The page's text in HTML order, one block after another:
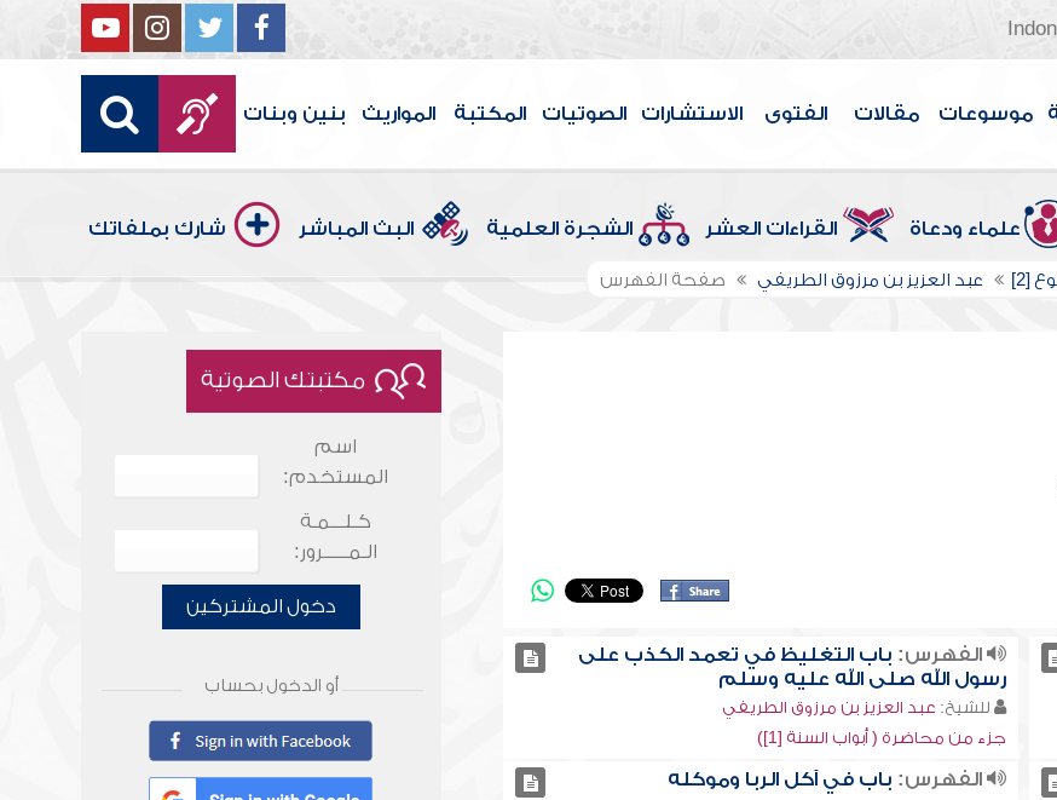
موسوعات مقالات الفتوى الاستشارات الصوتيات المكتبة المواريث بنين وبنات
علماء ودعاة القراءات العشر الشجرة العلمية البث المباشر شارك بملفاتك
[2] عبد العزيز بن مرزوق الطريفي صفحة الفهرس
الفهرس: باب التغليظ في تعمد الكذب على
رسول الله صلى الله عليه وسلم
للشيخ: عبد العزيز بن مرزوق الطريفي
جزء من محاضرة ( أبواب السنة [1])
الفهرس: باب في آكل الربا وموكله
مكتبتك الصوتية
اسم
المستخدم:
كـلـــمـة
الـمـــــرور:
دخول المشتركين
أو الدخول بحساب